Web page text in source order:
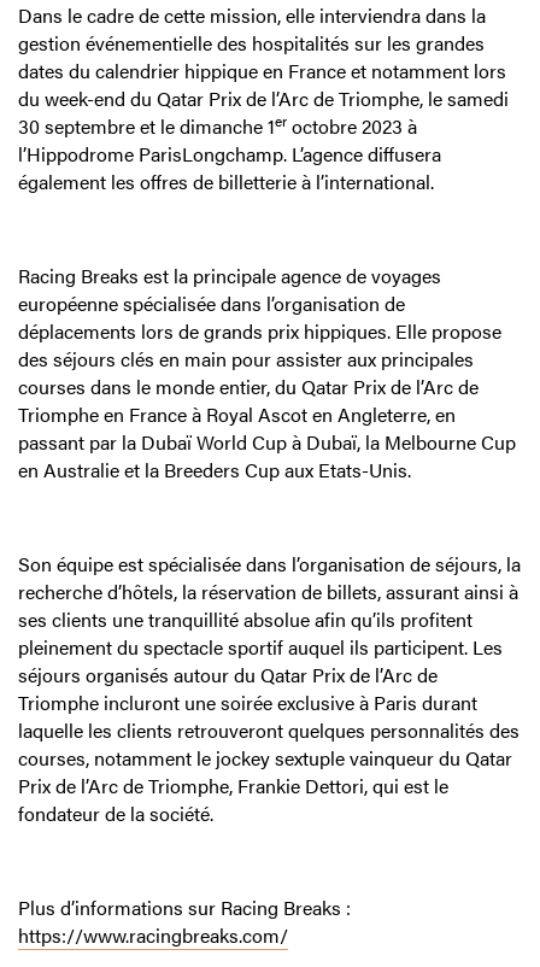
Dans le cadre de cette mission, elle interviendra dans la
gestion événementielle des hospitalités sur les grandes
dates du calendrier hippique en France et notamment lors
du week-end du Qatar Prix de l’Arc de Triomphe, le samedi
30 septembre et le dimanche 1er octobre 2023 à
l’Hippodrome ParisLongchamp. L’agence diffusera
également les offres de billetterie à l’international.
Racing Breaks est la principale agence de voyages
européenne spécialisée dans l’organisation de
déplacements lors de grands prix hippiques. Elle propose
des séjours clés en main pour assister aux principales
courses dans le monde entier, du Qatar Prix de l’Arc de
Triomphe en France à Royal Ascot en Angleterre, en
passant par la Dubaï World Cup à Dubaï, la Melbourne Cup
en Australie et la Breeders Cup aux Etats-Unis.
Son équipe est spécialisée dans l’organisation de séjours, la
recherche d’hôtels, la réservation de billets, assurant ainsi à
ses clients une tranquillité absolue afin qu’ils profitent
pleinement du spectacle sportif auquel ils participent. Les
séjours organisés autour du Qatar Prix de l’Arc de
Triomphe incluront une soirée exclusive à Paris durant
laquelle les clients retrouveront quelques personnalités des
courses, notamment le jockey sextuple vainqueur du Qatar
Prix de l’Arc de Triomphe, Frankie Dettori, qui est le
fondateur de la société.
Plus d’informations sur Racing Breaks :
https://www.racingbreaks.com/